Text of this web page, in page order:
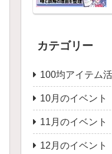
カテゴリー
100均アイテム
10月のイベント
11月のイベント
12月のイベント